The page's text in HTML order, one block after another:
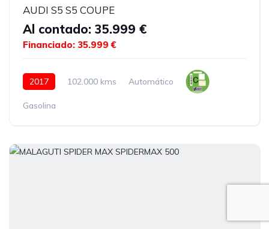
AUDI S5 S5 COUPE
Al contado: 35.999 €
Financiado: 35.999 €
2017 102.000 kms Automático
Gasolina